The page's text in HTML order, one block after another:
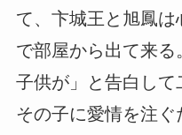
て、卞城王と旭鳳
で部屋から出て来
子供が」と告白して
その子に愛情を注